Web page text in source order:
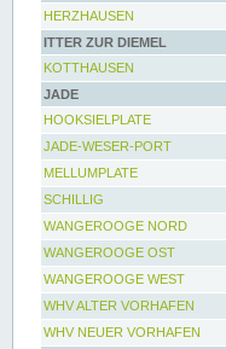
HERZHAUSEN
ITTER ZUR DIEMEL
KOTTHAUSEN
JADE
HOOKSIELPLATE
JADE-WESER-PORT
MELLUMPLATE
SCHILLIG
WANGEROOGE NORD
WANGEROOGE OST
WANGEROOGE WEST
WHV ALTER VORHAFEN
WHV NEUER VORHAFEN